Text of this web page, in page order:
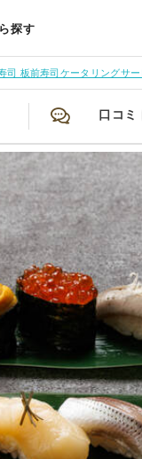
探す
司 板前寿司ケータリングサー
口コミ